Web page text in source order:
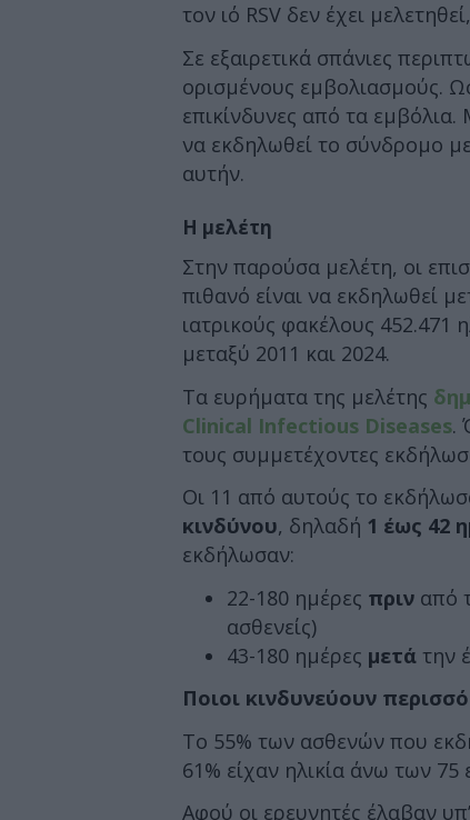
τον ιό RSV δεν έχει
Σε εξαιρετικά σπάνιες
ορισμένους εμβολιασμούς.
επικίνδυνες από τα εμβόλια.
να εκδηλωθεί το σύνδρομο
αυτήν.
Η μελέτη
Στην παρούσα μελέτη, οι
πιθανό είναι να εκδηλωθεί
ιατρικούς φακέλους 452.471
μεταξύ 2011 και 2024.
Τα ευρήματα της μελέτης
Clinical Infectious Diseases.
τους συμμετέχοντες
Οι 11 από αυτούς το
κινδύνου, δηλαδή 1 έως 42
εκδήλωσαν:
22-180 ημέρες πριν από
ασθενείς)
43-180 ημέρες μετά την
Ποιοι κινδυνεύουν
Το 55% των ασθενών που
61% είχαν ηλικία άνω των 75
Αφού οι ερευνητές έλαβαν